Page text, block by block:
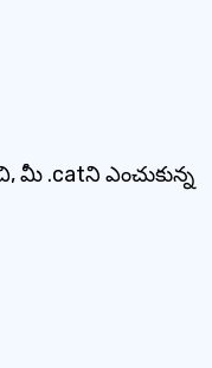
మీ .catని ఎంచుకున్న